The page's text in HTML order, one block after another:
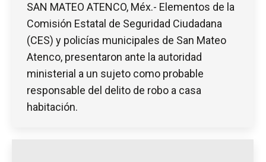
SAN MATEO ATENCO, Méx.- Elementos de la
Comisión Estatal de Seguridad Ciudadana
(CES) y policías municipales de San Mateo
Atenco, presentaron ante la autoridad
ministerial a un sujeto como probable
responsable del delito de robo a casa
habitación.